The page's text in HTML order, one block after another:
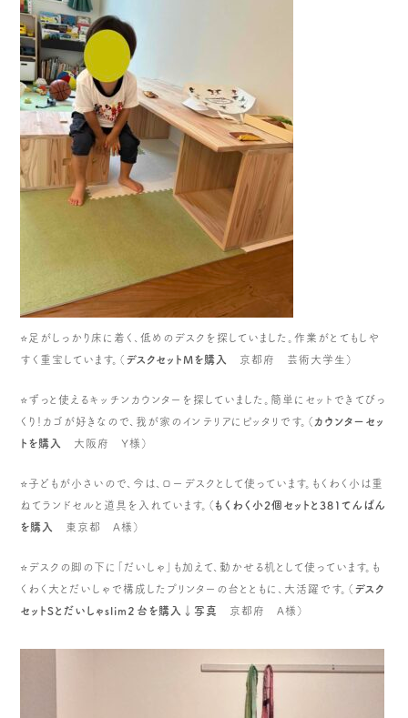
⭐️足がしっかり床に着く、低めのデスクを探していました。作業がとてもしや
すく重宝しています。（ デスクセットMを購入 京都府 芸術大学生）
⭐️ずっと使えるキッチンカウンターを探していました。簡単にセットできてびっ
くり！カゴが好きなので、我が家のインテリアにピッタリです。（ カウンターセッ
トを購入
大阪府 Y様）
⭐️子どもが小さいので、今は、ローデスクとして使っています。もくわく小は重
ねてランドセルと道具を入れています。（ もくわく小2個セットと381てんばん
を購入
東京都 A様）
⭐️デスクの脚の下に「だいしゃ」も加えて、動かせる机として使っています。も
くわく大とだいしゃで構成したプリンターの台とともに、大活躍です。（ デスク
セットSとだいしゃslim２台を購入↓写真
京都府 A様）